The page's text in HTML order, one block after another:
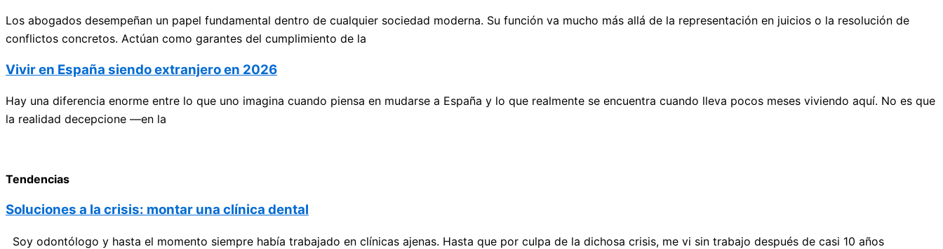
Los abogados desempeñan un papel fundamental dentro de cualquier sociedad moderna. Su función va mucho más allá de la representación en juicios o la resolución de
conflictos concretos. Actúan como garantes del cumplimiento de la
Vivir en España siendo extranjero en 2026
Hay una diferencia enorme entre lo que uno imagina cuando piensa en mudarse a España y lo que realmente se encuentra cuando lleva pocos meses viviendo aquí. No es que
la realidad decepcione —en la
Tendencias
Soluciones a la crisis: montar una clínica dental
Soy odontólogo y hasta el momento siempre había trabajado en clínicas ajenas. Hasta que por culpa de la dichosa crisis, me vi sin trabajo después de casi 10 años